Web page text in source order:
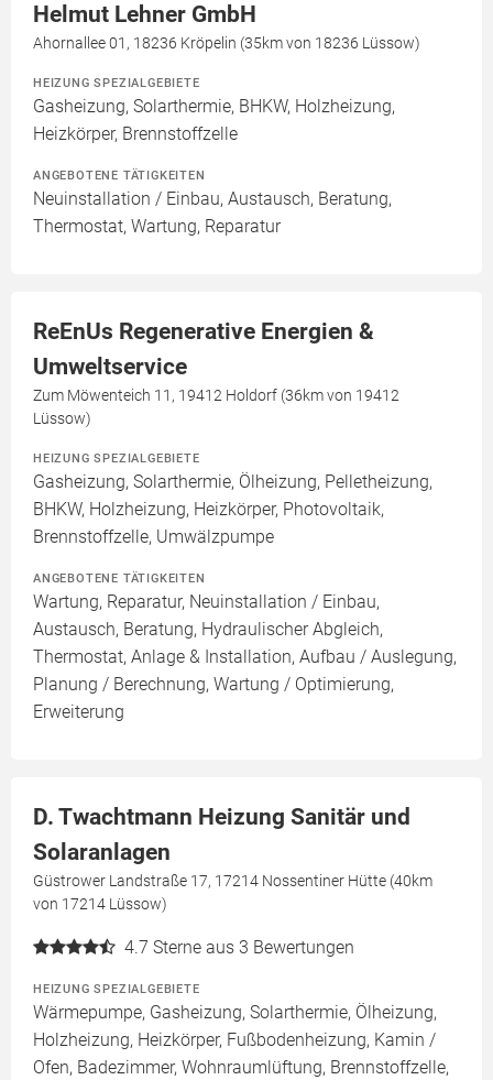
Helmut Lehner GmbH
Ahornallee 01, 18236 Kröpelin (35km von 18236 Lüssow)
HEIZUNG SPEZIALGEBIETE
Gasheizung, Solarthermie, BHKW, Holzheizung,
Heizkörper, Brennstoffzelle
ANGEBOTENE TÄTIGKEITEN
Neuinstallation / Einbau, Austausch, Beratung,
Thermostat, Wartung, Reparatur
ReEnUs Regenerative Energien &
Umweltservice
Zum Möwenteich 11, 19412 Holdorf (36km von 19412
Lüssow)
HEIZUNG SPEZIALGEBIETE
Gasheizung, Solarthermie, Ölheizung, Pelletheizung,
BHKW, Holzheizung, Heizkörper, Photovoltaik,
Brennstoffzelle, Umwälzpumpe
ANGEBOTENE TÄTIGKEITEN
Wartung, Reparatur, Neuinstallation / Einbau,
Austausch, Beratung, Hydraulischer Abgleich,
Thermostat, Anlage & Installation, Aufbau / Auslegung,
Planung / Berechnung, Wartung / Optimierung,
Erweiterung
D. Twachtmann Heizung Sanitär und
Solaranlagen
Güstrower Landstraße 17, 17214 Nossentiner Hütte (40km
von 17214 Lüssow)
4.7 Sterne aus 3 Bewertungen
HEIZUNG SPEZIALGEBIETE
Wärmepumpe, Gasheizung, Solarthermie, Ölheizung,
Holzheizung, Heizkörper, Fußbodenheizung, Kamin /
Ofen, Badezimmer, Wohnraumlüftung, Brennstoffzelle,